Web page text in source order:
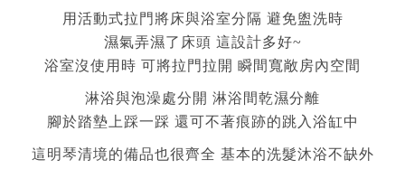
用活動式拉門將床與浴室分隔 避免盥洗時
濕氣弄濕了床頭 這設計多好~
浴室沒使用時 可將拉門拉開 瞬間寬敞房內空間
淋浴與泡澡處分開 淋浴間乾濕分離
腳於踏墊上踩一踩 還可不著痕跡的跳入浴缸中
這明琴清境的備品也很齊全 基本的洗髮沐浴不缺外